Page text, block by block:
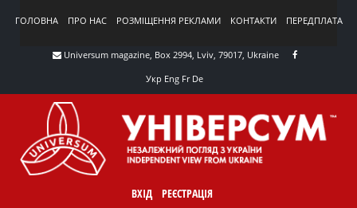
ГОЛОВНА ПРО НАС РОЗМІЩЕННЯ РЕКЛАМИ КОНТАКТИ ПЕРЕДПЛАТА
Universum magazine, Box 2994, Lviv, 79017, Ukraine
Укр Eng Fr De
ВХІД РЕЄСТРАЦІЯ